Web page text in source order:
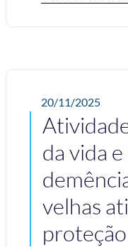
20/11/2025
da vida
velhas